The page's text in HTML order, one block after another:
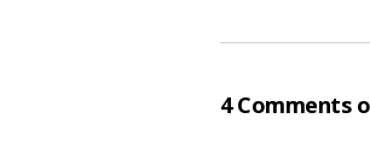
4 Comments